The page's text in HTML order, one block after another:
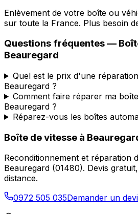
Enlèvement de votre boîte ou
sur toute la France. Plus besoin
Questions fréquentes —
Beauregard
Quel est le prix d'une
Beauregard ?
Comment faire réparer ma
Beauregard ?
Réparez-vous les boîtes
Boîte de vitesse à
Reconditionnement et réparation
Beauregard (01480). Devis
distance.
0972 505 035Demander un